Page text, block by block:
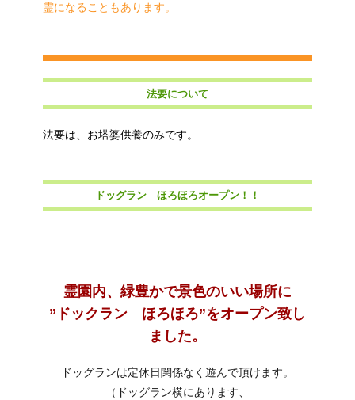
霊になることもあります。
法要について
法要は、お塔婆供養のみです。
ドッグラン ほろほろオープン！！
霊園内、緑豊かで景色のいい場所に
”ドックラン ほろほろ”をオープン致し
ました。
ドッグランは定休日関係なく遊んで頂けます。
（ドッグラン横にあります、